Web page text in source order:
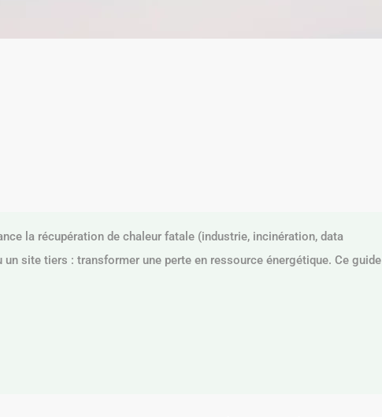
la récupération de chaleur fatale (industrie, incinération, data
site tiers : transformer une perte en ressource énergétique. Ce guide